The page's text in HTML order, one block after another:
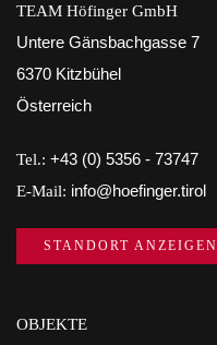
TEAM Höfinger GmbH
Untere Gänsbachgasse 7
6370 Kitzbühel
Österreich
Tel.: +43 (0) 5356 - 73747
E-Mail: info@hoefinger.tirol
STANDORT ANZEIGEN
OBJEKTE